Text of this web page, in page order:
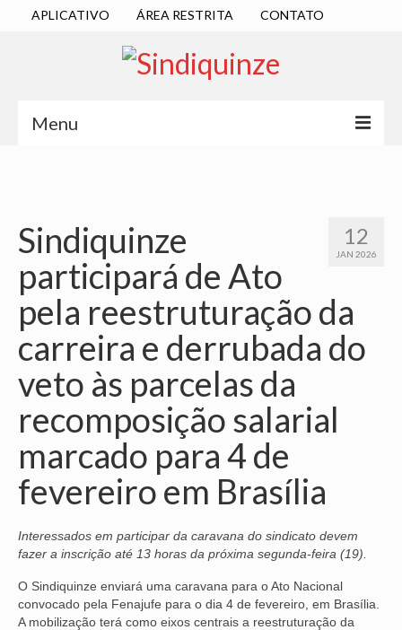
APLICATIVO ÁREA RESTRITA CONTATO
Menu
DIRETORIA EXECUTIVA
ESTATUTO
ATAS
LOCALIZAÇÃO
QUEM SOMOS
NOSSA HISTÓRIA
SUBSEDES
ARAÇATUBA
BAURU
RIBEIRÃO PRETO
12
JAN 2026
Sindiquinze
participará de Ato
pela reestruturação da
carreira e derrubada do
veto às parcelas da
recomposição salarial
marcado para 4 de
fevereiro em Brasília
Interessados em participar da caravana do sindicato devem
fazer a inscrição até 13 horas da próxima segunda-feira (19).
O Sindiquinze enviará uma caravana para o Ato Nacional
convocado pela Fenajufe para o dia 4 de fevereiro, em Brasília.
A mobilização terá como eixos centrais a reestruturação da